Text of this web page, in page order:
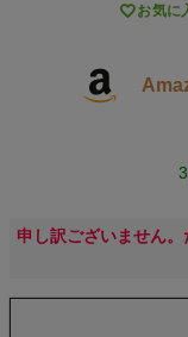
お気に
申し訳ございません